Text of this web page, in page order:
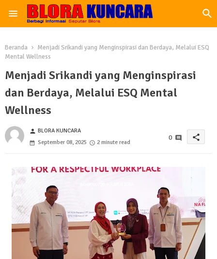
Beranda
Menjadi Srikandi yang Menginspirasi dan Berdaya, Melalui ESQ
Mental Wellness
Menjadi Srikandi yang Menginspirasi
dan Berdaya, Melalui ESQ Mental
Wellness
person BLORA KUNCARA
September 08, 2025
2 minute read
0 share